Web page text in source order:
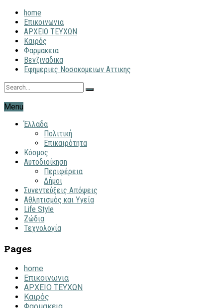
home
Επικοινωνια
ΑΡΧΕΙΟ ΤΕΥΧΩΝ
Καιρός
Φαρμακεια
Βενζιναδικα
Εφημεριες Νοσοκομειων Αττικης
Menu
Έλλαδα
Πολιτική
Επικαιρότητα
Κόσμος
Αυτοδιοίκηση
Περιφέρεια
Δήμοι
Συνεντεύξεις Απόψεις
Αθλητισμός και Υγεία
Life Style
Ζώδια
Τεχνολογία
Pages
home
Επικοινωνια
ΑΡΧΕΙΟ ΤΕΥΧΩΝ
Καιρός